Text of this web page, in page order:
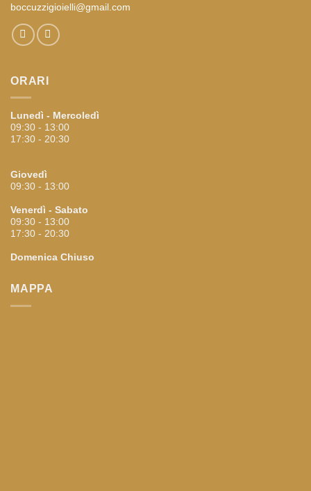
boccuzzigioielli@gmail.com
ORARI
Lunedì - Mercoledì
09:30 - 13:00
17:30 - 20:30
Giovedì
09:30 - 13:00
Venerdì - Sabato
09:30 - 13:00
17:30 - 20:30
Domenica Chiuso
MAPPA